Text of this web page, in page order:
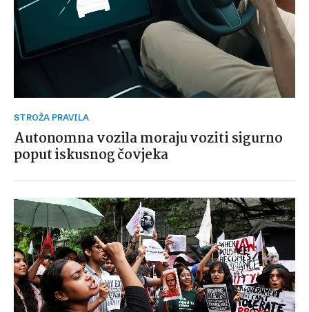
STROŽA PRAVILA
Autonomna vozila moraju voziti sigurno
poput iskusnog čovjeka